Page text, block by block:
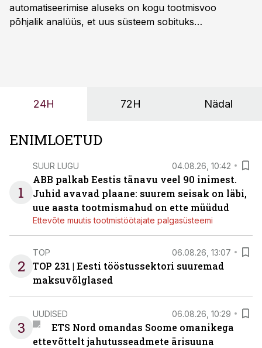
automatiseerimise aluseks on kogu tootmisvoo
põhjalik analüüs, et uus süsteem sobituks
OÜ tegevjuht Sander Mitendorf.
24H 72H Nädal
ENIMLOETUD
1
SUUR LUGU 04.08.26, 10:42
ABB palkab Eestis tänavu veel 90 inimest.
Juhid avavad plaane: suurem seisak on läbi,
uue aasta tootmismahud on ette müüdud
Ettevõte muutis tootmistöötajate palgasüsteemi
2
TOP 06.08.26, 13:07
TOP 231 | Eesti tööstussektori suuremad
maksuvõlglased
3
UUDISED 06.08.26, 10:29
ETS Nord omandas Soome omanikega
ettevõttelt jahutusseadmete ärisuuna